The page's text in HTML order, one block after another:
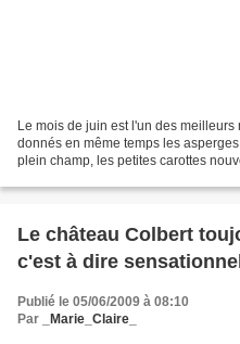
Le mois de juin est l'un des
donnés en même temps les
plein champ, les petites carottes
Le château Colbert
c'est à dire sensationnel
Publié le 05/06/2009 à 08:10
Par
_Marie_Claire_